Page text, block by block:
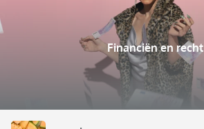
Financiën en recht